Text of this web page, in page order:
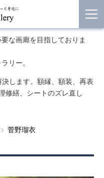
な画廊を目指しておりま
リー。
します。額縁、額装、再表
修繕、シートのズレ直し
菅野瑠衣